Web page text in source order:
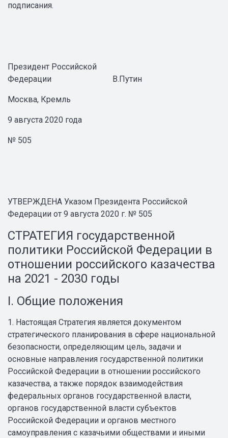
подписания.
Президент Российской
Федерации В.Путин
Москва, Кремль
9 августа 2020 года
№ 505
УТВЕРЖДЕНА Указом Президента Российской
Федерации от 9 августа 2020 г. № 505
СТРАТЕГИЯ государственной
политики Российской Федерации в
отношении российского казачества
на 2021 - 2030 годы
I. Общие положения
1. Настоящая Стратегия является документом
стратегического планирования в сфере национальной
безопасности, определяющим цель, задачи и
основные направления государственной политики
Российской Федерации в отношении российского
казачества, а также порядок взаимодействия
федеральных органов государственной власти,
органов государственной власти субъектов
Российской Федерации и органов местного
самоуправления с казачьими обществами и иными